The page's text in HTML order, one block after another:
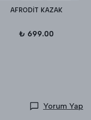
AFRODİT KAZAK
₺ 699.00
Yorum Yap